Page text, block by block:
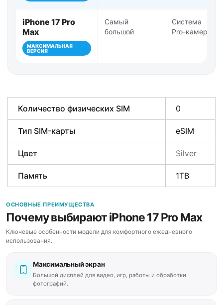
iPhone 17 Pro
Max
МАКСИМАЛЬНАЯ
ВЕРСИЯ
Самый
большой
Система
Pro-камер
Количество физических SIM 0
Тип SIM-карты eSIM
Цвет Silver
Память 1TB
ОСНОВНЫЕ ПРЕИМУЩЕСТВА
Почему выбирают iPhone 17 Pro Max
Ключевые особенности модели для комфортного ежедневного
использования.
Максимальный экран
Большой дисплей для видео, игр, работы и обработки
фотографий.